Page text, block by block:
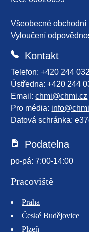
Všeobecné obchodní
Vyloučení
Kontakt
Telefon: +420 244
Ústředna: +420 244
Email:chmi@chmi.cz
Pro média:
Datová schránka:
Podatelna
po-pá: 7:00-14:00
Pracoviště
Praha
České Budějovice
Plzeň